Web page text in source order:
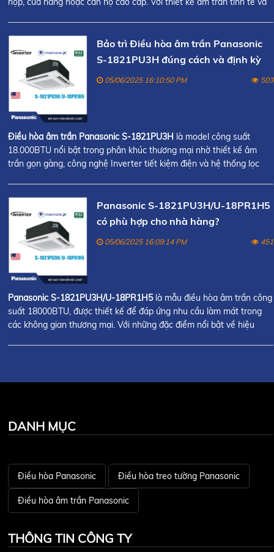
Bảo trì Điều hòa âm trần Panasonic
S-1821PU3H đúng cách và định kỳ
05/06/2025 16:10:50 PM 503
Điều hòa âm trần Panasonic S-1821PU3H là model công suất
18.000BTU nổi bật trong phân khúc thương mại nhờ thiết kế âm
trần gọn gàng, công nghệ Inverter tiết kiệm điện và hệ thống lọc
Panasonic S-1821PU3H/U-18PR1H5
có phù hợp cho nhà hàng?
05/06/2025 16:09:14 PM 451
Panasonic S-1821PU3H/U-18PR1H5là mẫu điều hòa âm trần công
suất 18000BTU, được thiết kế để đáp ứng nhu cầu làm mát trong
các không gian thương mại. Với những đặc điểm nổi bật về hiệu
DANH MỤC
Điều hòa Panasonic Điều hòa treo tường Panasonic
Điều hòa âm trần Panasonic
THÔNG TIN CÔNG TY